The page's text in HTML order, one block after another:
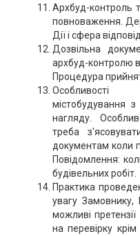
Архбуд-контроль
повноваження.
Дії і сфера
Дозвільна
архбуд-контролю в
Процедура
Особливості
містобудування
нагляду.
треба
документам коли
Повідомлення:
будівельних робіт.
Практика
увагу Замовнику,
можливі
на перевірку крім